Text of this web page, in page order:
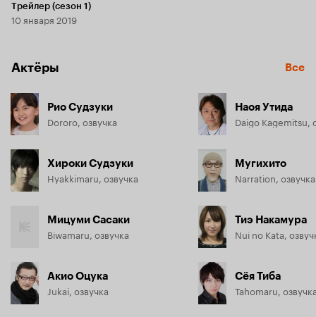
Трейлер (сезон 1)
10 января 2019
Актёры Все
Рио Судзуки
Dororo, озвучка
Хироки Судзуки
Hyakkimaru, озвучка
Мицуми Сасаки
Biwamaru, озвучка
Акио Оцука
Jukai, озвучка
Наоя Утида
Daigo Kagemitsu,
Мугихито
Narration, озвучка
Тиэ Накамура
Nui no Kata,
Сёя Тиба
Tahomaru,